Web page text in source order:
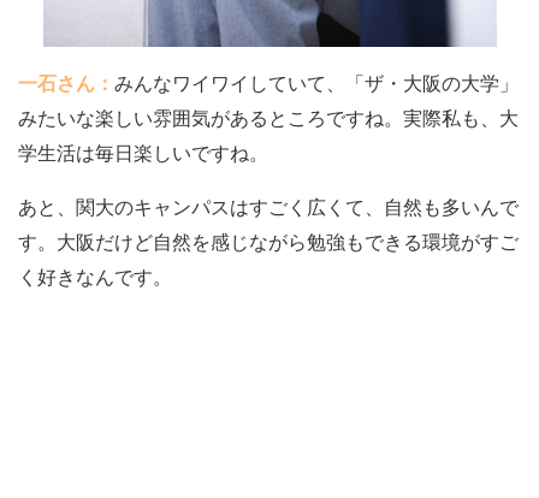
一石さん： みんなワイワイしていて、「ザ・大阪の大学」
みたいな楽しい雰囲気があるところですね。実際私も、大
学生活は毎日楽しいですね。
あと、関大のキャンパスはすごく広くて、自然も多いんで
す。大阪だけど自然を感じながら勉強もできる環境がすご
く好きなんです。